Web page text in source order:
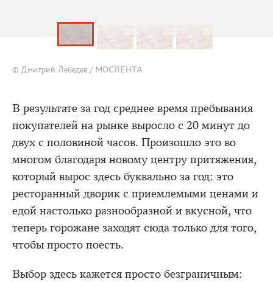
© Дмитрий Лебедев / МОСЛЕНТА
В результате за год среднее время пребывания
покупателей на рынке выросло с 20 минут до
двух с половиной часов. Произошло это во
многом благодаря новому центру притяжения,
который вырос здесь буквально за год: это
ресторанный дворик с приемлемыми ценами и
едой настолько разнообразной и вкусной, что
теперь горожане заходят сюда только для того,
чтобы просто поесть.
Выбор здесь кажется просто безграничным: